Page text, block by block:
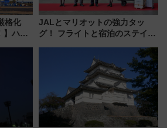
格化
】ハン
限
JALとマリオットの強力タッ
グ！ フライトと宿泊のステイタ
上級会員資格を効率よく獲得す